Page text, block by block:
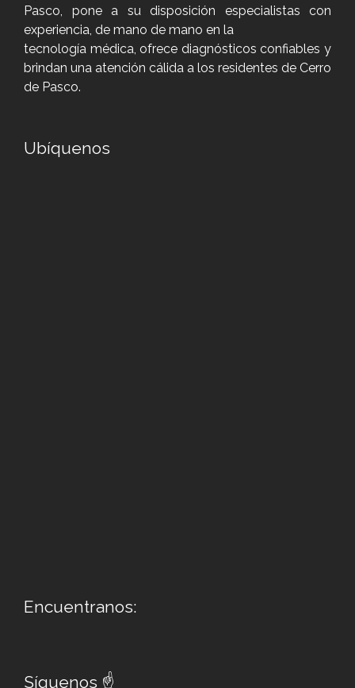
Pasco, pone a su disposición especialistas con
experiencia, de mano de mano en la
tecnología médica, ofrece diagnósticos confiables y
brindan una atención cálida a los residentes de Cerro
de Pasco.
Ubíquenos
Encuentranos:
Síguenos ☝